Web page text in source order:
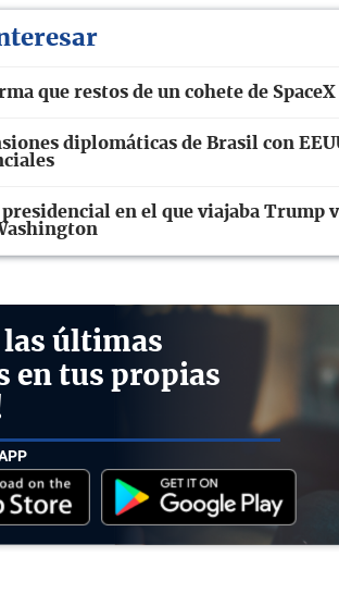
que restos de un cohete de
diplomáticas de Brasil con
en el que viajaba Trump
las últimas
en tus propias